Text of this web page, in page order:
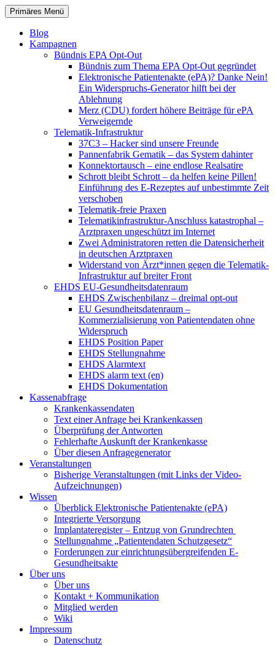
Zum
Inhalt
springen
patientenrechte-datenschutz.de
Suchen
Primäres Menü
Blog
Kampagnen
Bündnis EPA Opt-Out
Bündnis zum Thema EPA Opt-Out gegründet
Elektronische Patientenakte (ePA)? Danke Nein!
Ein Widerspruchs-Generator hilft bei der
Ablehnung
Merz (CDU) fordert höhere Beiträge für ePA
Verweigernde
Telematik-Infrastruktur
37C3 – Hacker sind unsere Freunde
Pannenfabrik Gematik – das System dahinter
Konnektortausch – eine endlose Realsatire
Schrott bleibt Schrott – da helfen keine Pillen!
Einführung des E-Rezeptes auf unbestimmte Zeit
verschoben
Telematik-freie Praxen
Telematikinfrastruktur-Anschluss katastrophal –
Arztpraxen ungeschützt im Internet
Zwei Administratoren retten die Datensicherheit
in deutschen Arztpraxen
Widerstand von Ärzt*innen gegen die Telematik-
Infrastruktur auf breiter Front
EHDS EU-Gesundheitsdatenraum
EHDS Zwischenbilanz – dreimal opt-out
EU Gesundheitsdatenraum –
Kommerzialisierung von Patientendaten ohne
Widerspruch
EHDS Position Paper
EHDS Stellungnahme
EHDS Alarmtext
EHDS alarm text (en)
EHDS Dokumentation
Kassenabfrage
Krankenkassendaten
Text einer Anfrage bei Krankenkassen
Überprüfung der Antworten
Fehlerhafte Auskunft der Krankenkasse
Über diesen Anfragegenerator
Veranstaltungen
Bisherige Veranstaltungen (mit Links der Video-
Aufzeichnungen)
Wissen
Überblick Elektronische Patientenakte (ePA)
Integrierte Versorgung
Implantateregister – Entzug von Grundrechten
Stellungnahme „Patientendaten Schutzgesetz“
Forderungen zur einrichtungsübergreifenden E-
Gesundheitsakte
Über uns
Über uns
Kontakt + Kommunikation
Mitglied werden
Wiki
Impressum
Datenschutz